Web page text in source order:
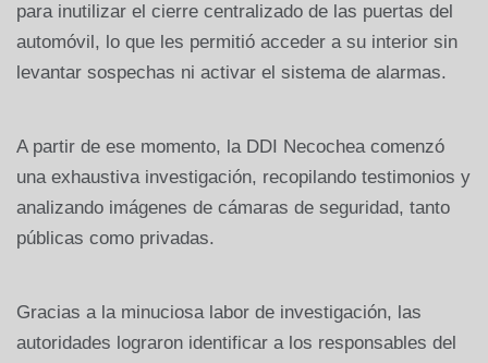
para inutilizar el cierre centralizado de las puertas del
automóvil, lo que les permitió acceder a su interior sin
levantar sospechas ni activar el sistema de alarmas.
A partir de ese momento, la DDI Necochea comenzó
una exhaustiva investigación, recopilando testimonios y
analizando imágenes de cámaras de seguridad, tanto
públicas como privadas.
Gracias a la minuciosa labor de investigación, las
autoridades lograron identificar a los responsables del